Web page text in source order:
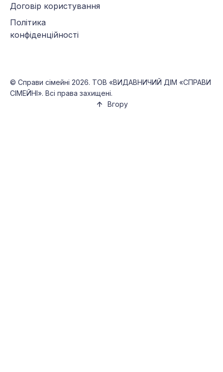
Договір користування
Політика
конфіденційності
© Справи сімейні 2026. ТОВ «ВИДАВНИЧИЙ ДІМ «СПРАВИ
СІМЕЙНІ». Всі права захищені.
Вгору